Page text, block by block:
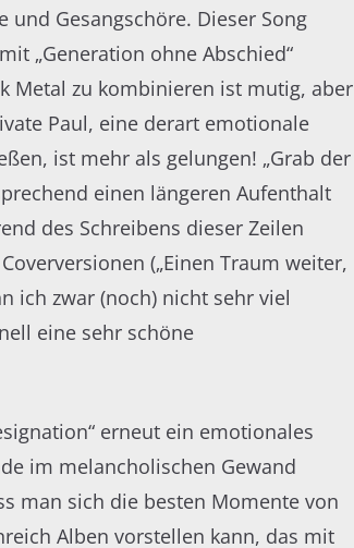
und Gesangschöre. Dieser Song
„Generation ohne Abschied“
Metal zu kombinieren ist mutig, aber
Paul, eine derart emotionale
ist mehr als gelungen! „Grab der
einen längeren Aufenthalt
des Schreibens dieser Zeilen
(„Einen Traum weiter,
ich zwar (noch) nicht sehr viel
eine sehr schöne
erneut ein emotionales
im melancholischen Gewand
man sich die besten Momente von
Alben vorstellen kann, das mit